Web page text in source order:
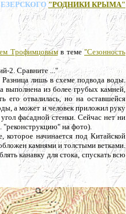
"РОДНИКИ КРЫМА"
Трофимцовымв теме "Сезонность
2. Сравните ..."
лишь в схеме подвода воды.
выполнена из более грубых камней,
его отвалилась, но на оставшейся
а может и человек приложил руку
фасадной стенки. Сейчас нет ни
"реконструкцию" на фото).
которое начинается под Китайской
камнями и толстыми ветками.
канавку для стока, спускать всю